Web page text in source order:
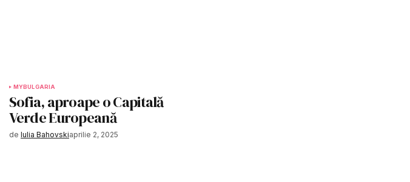
MYBULGARIA
Sofia, aproape o Capitală
Verde Europeană
de Iulia Bahovskiaprilie 2, 2025